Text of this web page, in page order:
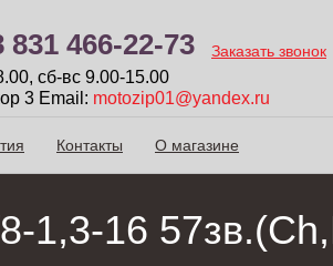
831 466-22-73 Заказать звонок
сб-вc 9.00-15.00
3 Email: motozip01@yandex.ru
Контакты О магазине
1,3-16